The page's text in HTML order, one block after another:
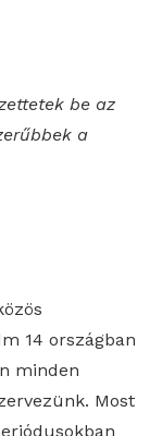
be az
a
14 országban
minden
Most